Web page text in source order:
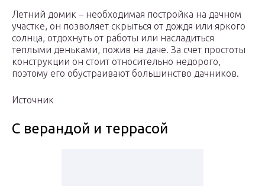
Летний домик – необходимая постройка на дачном
участке, он позволяет скрыться от дождя или яркого
солнца, отдохнуть от работы или насладиться
теплыми деньками, пожив на даче. За счет простоты
конструкции он стоит относительно недорого,
поэтому его обустраивают большинство дачников.
Источник
С верандой и террасой